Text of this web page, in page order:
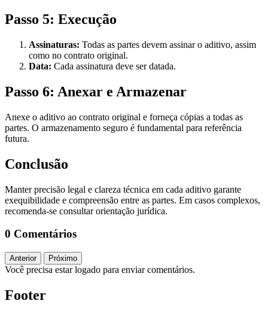
Passo 5: Execução
Assinaturas: Todas as partes devem assinar o aditivo, assim
como no contrato original.
Data: Cada assinatura deve ser datada.
Passo 6: Anexar e Armazenar
Anexe o aditivo ao contrato original e forneça cópias a todas as
partes. O armazenamento seguro é fundamental para referência
futura.
Conclusão
Manter precisão legal e clareza técnica em cada aditivo garante
exequibilidade e compreensão entre as partes. Em casos complexos,
recomenda-se consultar orientação jurídica.
0 Comentários
Anterior Próximo
Você precisa estar logado para enviar comentários.
Footer